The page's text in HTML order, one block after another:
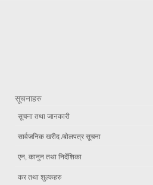
सूचनाहरु
सूचना तथा जानकारी
सार्वजनिक खरीद /बोलपत्र सूचना
एन, कानुन तथा निर्देशिका
कर तथा शुल्कहरु